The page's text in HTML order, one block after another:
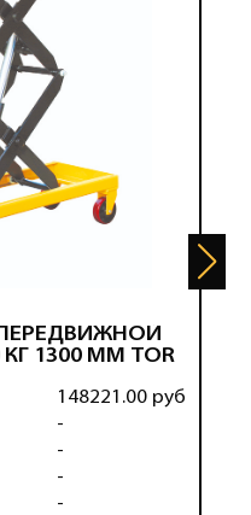
1300 ММ TOR
148221.00 руб
-
-
-
-